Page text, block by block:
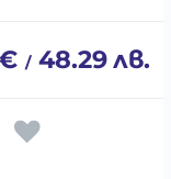
/ 48.29лв.